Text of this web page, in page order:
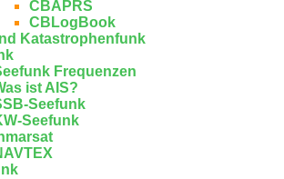
CBAPRS
CBLogBook
Katastrophenfunk
Frequenzen
ist AIS?
Seefunk
Seefunk